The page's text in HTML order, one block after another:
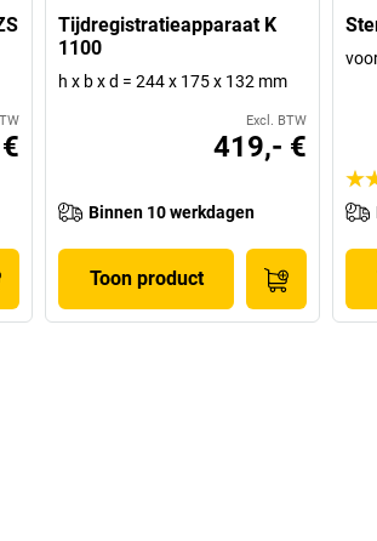
Tijdregistratieapparaat K
1100
h x b x d = 244 x 175 x 132 mm
Excl. BTW
419,- €
Binnen 10 werkdagen
Toon product